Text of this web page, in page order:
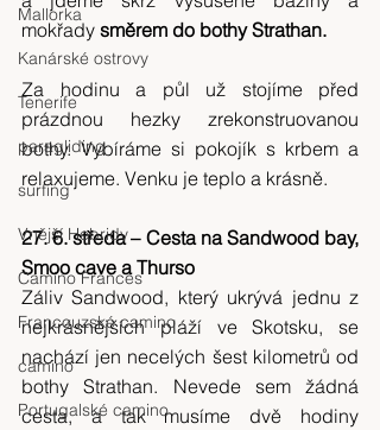
Mallorka
Kanárské ostrovy
Tenerife
paragliding
surfing
Vnější Hebridy
Camino Frances
Francouzské camino
camino
Portugalské camino
mokřady směrem do bothy Strathan.
Za hodinu a půl už stojíme před
prázdnou hezky zrekonstruovanou
bothy. Vybíráme si pokojík s krbem a
relaxujeme. Venku je teplo a krásně.
27. 6. středa – Cesta na Sandwood bay,
Smoo cave a Thurso
Záliv Sandwood, který ukrývá jednu z
nejkrásnějších pláží ve Skotsku, se
nachází jen necelých šest kilometrů od
bothy Strathan. Nevede sem žádná
cesta, a tak musíme dvě hodiny